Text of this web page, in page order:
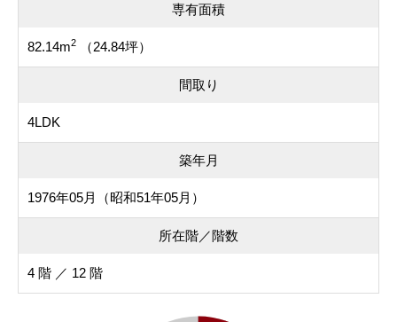
専有面積
82.14m2 （24.84坪）
間取り
4LDK
築年月
1976年05月（昭和51年05月）
所在階／階数
4 階 ／ 12 階